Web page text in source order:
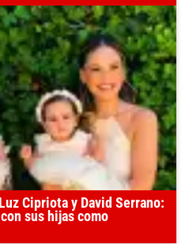
Cipriota y David Serrano:
sus hijas como